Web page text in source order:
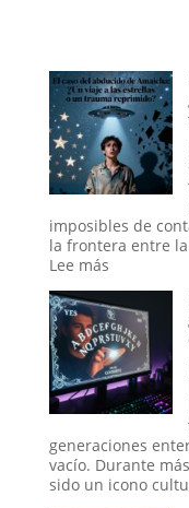
imposibles de
la frontera entre
Lee más:
caso
del
abducido
de
Amaicha:
¿Un
a
las
estrellas
generaciones
vacío. Durante
sido un icono